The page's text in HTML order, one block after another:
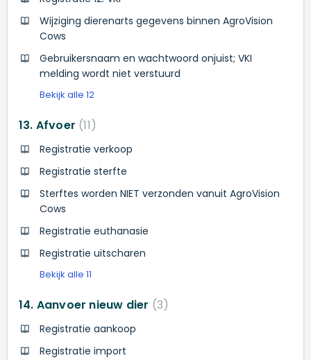
Wijziging dierenarts gegevens binnen AgroVision
Cows
Gebruikersnaam en wachtwoord onjuist; VKI
melding wordt niet verstuurd
Bekijk alle 12
13. Afvoer 11
Registratie verkoop
Registratie sterfte
Sterftes worden NIET verzonden vanuit AgroVision
Cows
Registratie euthanasie
Registratie uitscharen
Bekijk alle 11
14. Aanvoer nieuw dier 3
Registratie aankoop
Registratie import